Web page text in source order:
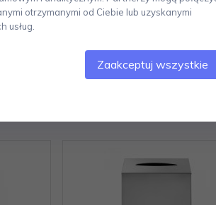
które odznaczają się nie tylko ciekawą
otrzymanymi od Ciebie lub uzyskanymi
usług.
Zaakceptuj wszystkie